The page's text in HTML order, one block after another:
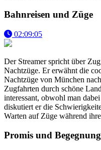
Bahnreisen und Züge
02:09:05
Der Streamer spricht über
Nachtzüge. Er erwähnt die
Nachtzüge von München
Zugfahrten durch schöne
interessant, obwohl man
diskutiert er die
Warten auf Züge während
Promis und